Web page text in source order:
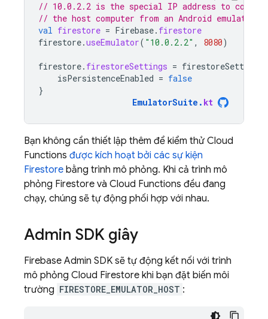
// 10.0.2.2 is the special IP address to
// the host computer from an Android emulator.
val firestore = Firebase. firestore
firestore.useEmulator( "10.0.2.2" , 8080)
firestore. firestoreSettings = firestoreSettings
isPersistenceEnabled = false
}
EmulatorSuite . kt
Bạn không cần thiết lập thêm để kiểm thử Cloud
Functions được kích hoạt bởi các sự kiện
Firestore bằng trình mô phỏng. Khi cả trình mô
phỏng Firestore và Cloud Functions đều đang
chạy, chúng sẽ tự động phối hợp với nhau.
Admin SDK giây
Firebase Admin SDK sẽ tự động kết nối với trình
mô phỏng Cloud Firestore khi bạn đặt biến môi
trường FIRESTORE_EMULATOR_HOST :